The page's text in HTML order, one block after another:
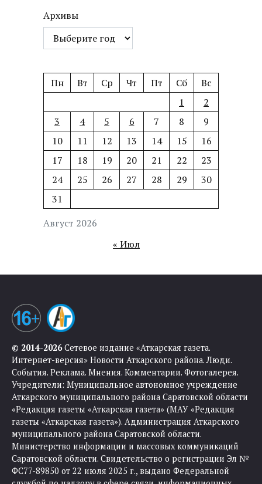
Архивы
Август 2026
Пн Вт Ср Чт Пт Сб
Вс
1
2
3
4 5 6 7 8
9
10
11 12 13 14 15
16
17
18 19 20 21 22
23
24
25 26 27 28 29
30
31
« Июл
© 2014-2026Сетевое издание «Аткарская газета.
Интернет-версия» Новости Аткарского района. Люди.
События. Реклама. Мнения. Комментарии. Фотогалерея.
Учредители: Муниципальное автономное учреждение
Аткарского муниципального района Саратовской области
«Редакция газеты «Аткарская газета» (МАУ «Редакция
газеты «Аткарская газета»). Администрация Аткарского
муниципального района Саратовской области.
Министерство информации и массовых коммуникаций
Саратовской области. Свидетельство о регистрации Эл №
ФС77-89850 от 22 июля 2025 г., выдано Федеральной